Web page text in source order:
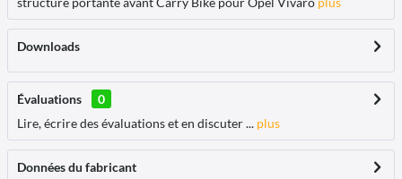
Downloads
Évaluations
0
Lire, écrire des évaluations et en discuter ... plus
Données du fabricant